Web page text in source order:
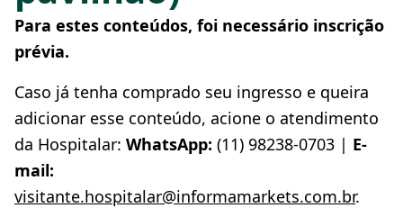
Para estes conteúdos, foi necessário inscrição
prévia.
Caso já tenha comprado seu ingresso e queira
adicionar esse conteúdo, acione o atendimento
da Hospitalar: WhatsApp: (11) 98238-0703 | E-
mail:
visitante.hospitalar@informamarkets.com.br.